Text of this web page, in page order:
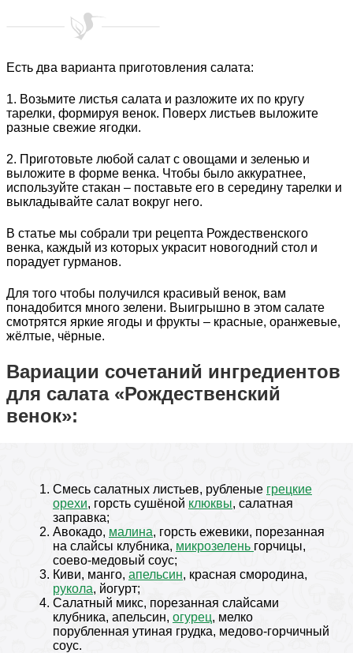
Есть два варианта приготовления салата:
1. Возьмите листья салата и разложите их по кругу
тарелки, формируя венок. Поверх листьев выложите
разные свежие ягодки.
2. Приготовьте любой салат с овощами и зеленью и
выложите в форме венка. Чтобы было аккуратнее,
используйте стакан – поставьте его в середину тарелки и
выкладывайте салат вокруг него.
В статье мы собрали три рецепта Рождественского
венка, каждый из которых украсит новогодний стол и
порадует гурманов.
Для того чтобы получился красивый венок, вам
понадобится много зелени. Выигрышно в этом салате
смотрятся яркие ягоды и фрукты – красные, оранжевые,
жёлтые, чёрные.
Вариации сочетаний ингредиентов
для салата «Рождественский
венок»:
Смесь салатных листьев, рубленые грецкие
орехи, горсть сушёной клюквы, салатная
заправка;
Авокадо, малина, горсть ежевики, порезанная
на слайсы клубника, микрозелень горчицы,
соево-медовый соус;
Киви, манго, апельсин, красная смородина,
рукола, йогурт;
Салатный микс, порезанная слайсами
клубника, апельсин, огурец, мелко
порубленная утиная грудка, медово-горчичный
соус.